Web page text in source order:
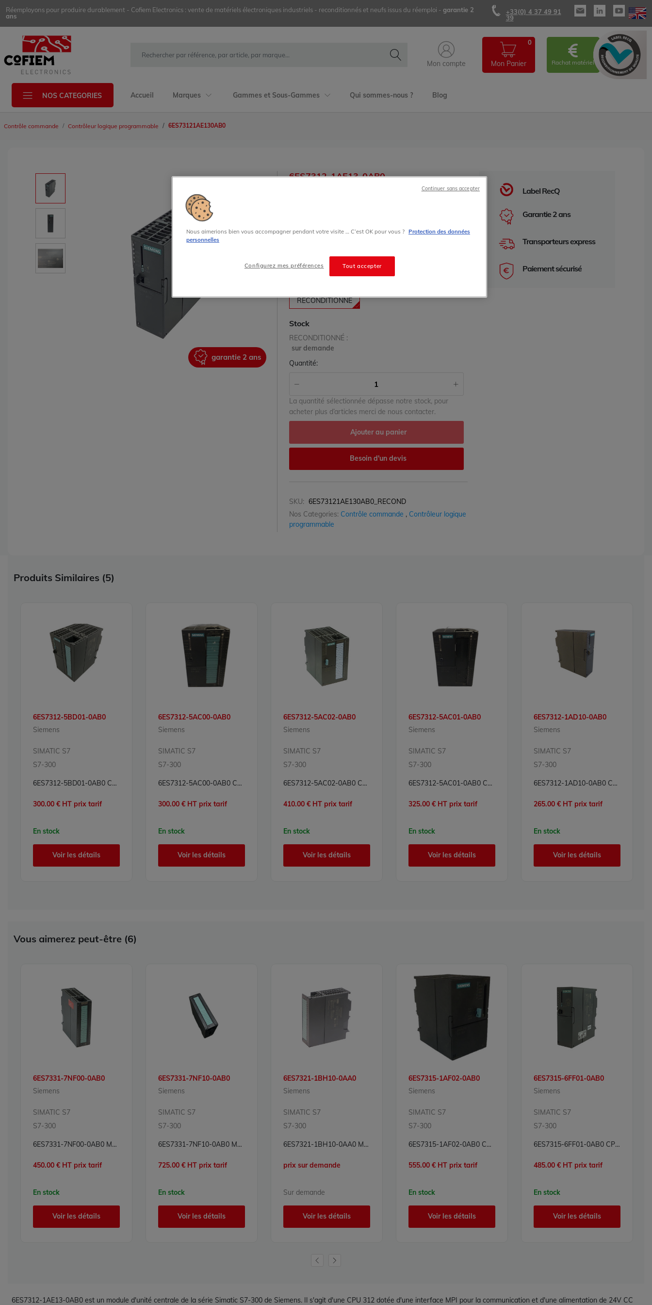
Réemployons pour produire durablement - Cofiem Electronics : vente de matériels électroniques industriels - reconditionnés et neufs issus du réemploi - garantie 2
ans
+33(0) 4 37 49 91
39
Mon compte Mon Panier
0
Rachat matériel
NOS CATEGORIES Accueil Marques Gammes et Sous-Gammes Qui sommes-nous ? Blog
Contrôle commande Contrôleur logique programmable 6ES73121AE130AB0
garantie 2 ans
6ES7312-1AE13-0AB0
Siemens
prix sur demande
RECONDITIONNÉ
Stock
RECONDITIONNÉ :
sur demande
Quantité:
La quantité sélectionnée dépasse notre stock, pour
acheter plus d’articles merci de nous contacter.
Ajouter au panier
Besoin d'un devis
SKU: 6ES73121AE130AB0_RECOND
Nos Categories: Contrôle commande , Contrôleur logique
programmable
Label RecQ
Garantie 2 ans
Transporteurs express
Paiement sécurisé
Produits Similaires (5)
6ES7312-5BD01-0AB0
Siemens
SIMATIC S7
S7-300
6ES7312-5BD01-0AB0 CPU Processeur Simatic S7 Siemens
300.00 € HT prix tarif
En stock
Voir les détails
6ES7312-5AC00-0AB0
Siemens
SIMATIC S7
S7-300
6ES7312-5AC00-0AB0 CPU Processeur Simatic S7 Siemens
300.00 € HT prix tarif
En stock
Voir les détails
6ES7312-5AC02-0AB0
Siemens
SIMATIC S7
S7-300
6ES7312-5AC02-0AB0 CPU Processeur Simatic S7 Siemens
410.00 € HT prix tarif
En stock
Voir les détails
6ES7312-5AC01-0AB0
Siemens
SIMATIC S7
S7-300
6ES7312-5AC01-0AB0 CPU Processeur Simatic S7 Siemens
325.00 € HT prix tarif
En stock
Voir les détails
6ES7312-1AD10-0AB0
Siemens
SIMATIC S7
S7-300
6ES7312-1AD10-0AB0 CPU Processeur Simatic S7 Siemens
265.00 € HT prix tarif
En stock
Voir les détails
Vous aimerez peut-être (6)
6ES7331-7NF00-0AB0
Siemens
SIMATIC S7
S7-300
6ES7331-7NF00-0AB0 Module 8 entrées analogiques Carte 8E Simatic S7 Siemens
450.00 € HT prix tarif
En stock
Voir les détails
6ES7331-7NF10-0AB0
Siemens
SIMATIC S7
S7-300
6ES7331-7NF10-0AB0 Module 8 entrées analogiques Carte 8E Simatic S7 Siemens
725.00 € HT prix tarif
En stock
Voir les détails
6ES7321-1BH10-0AA0
Siemens
SIMATIC S7
S7-300
6ES7321-1BH10-0AA0 Module 16 entrées numériques Simatic S7 Siemens
prix sur demande
Sur demande
Voir les détails
6ES7315-1AF02-0AB0
Siemens
SIMATIC S7
S7-300
6ES7315-1AF02-0AB0 CPU Processeur Simatic S7 Siemens
555.00 € HT prix tarif
En stock
Voir les détails
6ES7315-6FF01-0AB0
Siemens
SIMATIC S7
S7-300
6ES7315-6FF01-0AB0 CPU Processeur Simatic S7 Siemens
485.00 € HT prix tarif
En stock
Voir les détails
6ES7312-1AE13-0AB0 est un module d'unité centrale de la série Simatic S7-300 de Siemens. Il s'agit d'une CPU 312 dotée d'une interface MPI pour la communication et d'une alimentation de 24V CC
Nous aimerions bien vous accompagner pendant votre visite … C’est OK pour vous ? Protection des données
personnelles
Tout accepter
Configurez mes préférences
Continuer sans accepter